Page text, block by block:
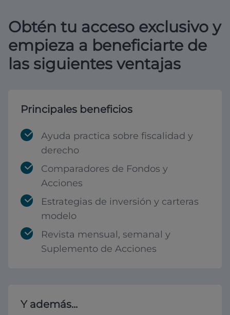
Obtén tu acceso exclusivo y
empieza a beneficiarte de
las siguientes ventajas
Principales beneficios
Ayuda practica sobre fiscalidad y
derecho
Comparadores de Fondos y
Acciones
Estrategias de inversión y carteras
modelo
Revista mensual, semanal y
Suplemento de Acciones
Y además...